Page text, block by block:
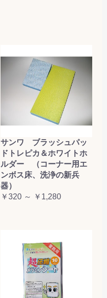
サンワ ブラッシュパッ
ドトレピカ＆ホワイトホ
ルダー （コーナー用エ
ンボス床、洗浄の新兵
器）
￥320 ～ ￥1,280